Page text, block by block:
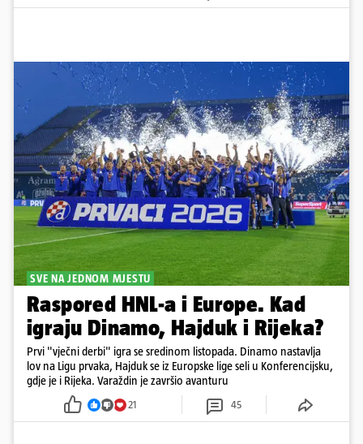
SVE NA JEDNOM MJESTU
Raspored HNL-a i Europe. Kad
igraju Dinamo, Hajduk i Rijeka?
Prvi "vječni derbi" igra se sredinom listopada. Dinamo nastavlja
lov na Ligu prvaka, Hajduk se iz Europske lige seli u Konferencijsku,
gdje je i Rijeka. Varaždin je završio avanturu
21 45